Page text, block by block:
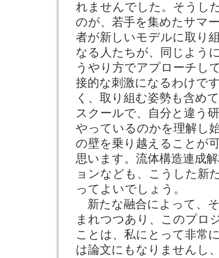
れませんでした。そうし
のが、若手を集めたサマ
者が新しいモデルに取り
なる人たちが、同じよう
うやり方でアプローチし
接的な刺激になるわけで
く、取り組む姿勢も含め
スクールで、自分と違う
やっているのかを理解し
の壁を乗り越えることが
思います。流体構造連成
ョンなども、こうした新
ってよいでしょう。
新たな融合によって、
まれつつあり、このプロ
ことは、私にとって非常
は論文にもなりませんし